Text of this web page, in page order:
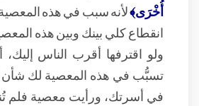
أُخْرَى﴾لأنه سبب في هذه
انقطاع كلي بينك وبين هذه
ولو اقترفها أقرب الناس إليك،
تسبُّب في هذه المعصية لك شأن
في أسرتك، ورأيت معصية فلم